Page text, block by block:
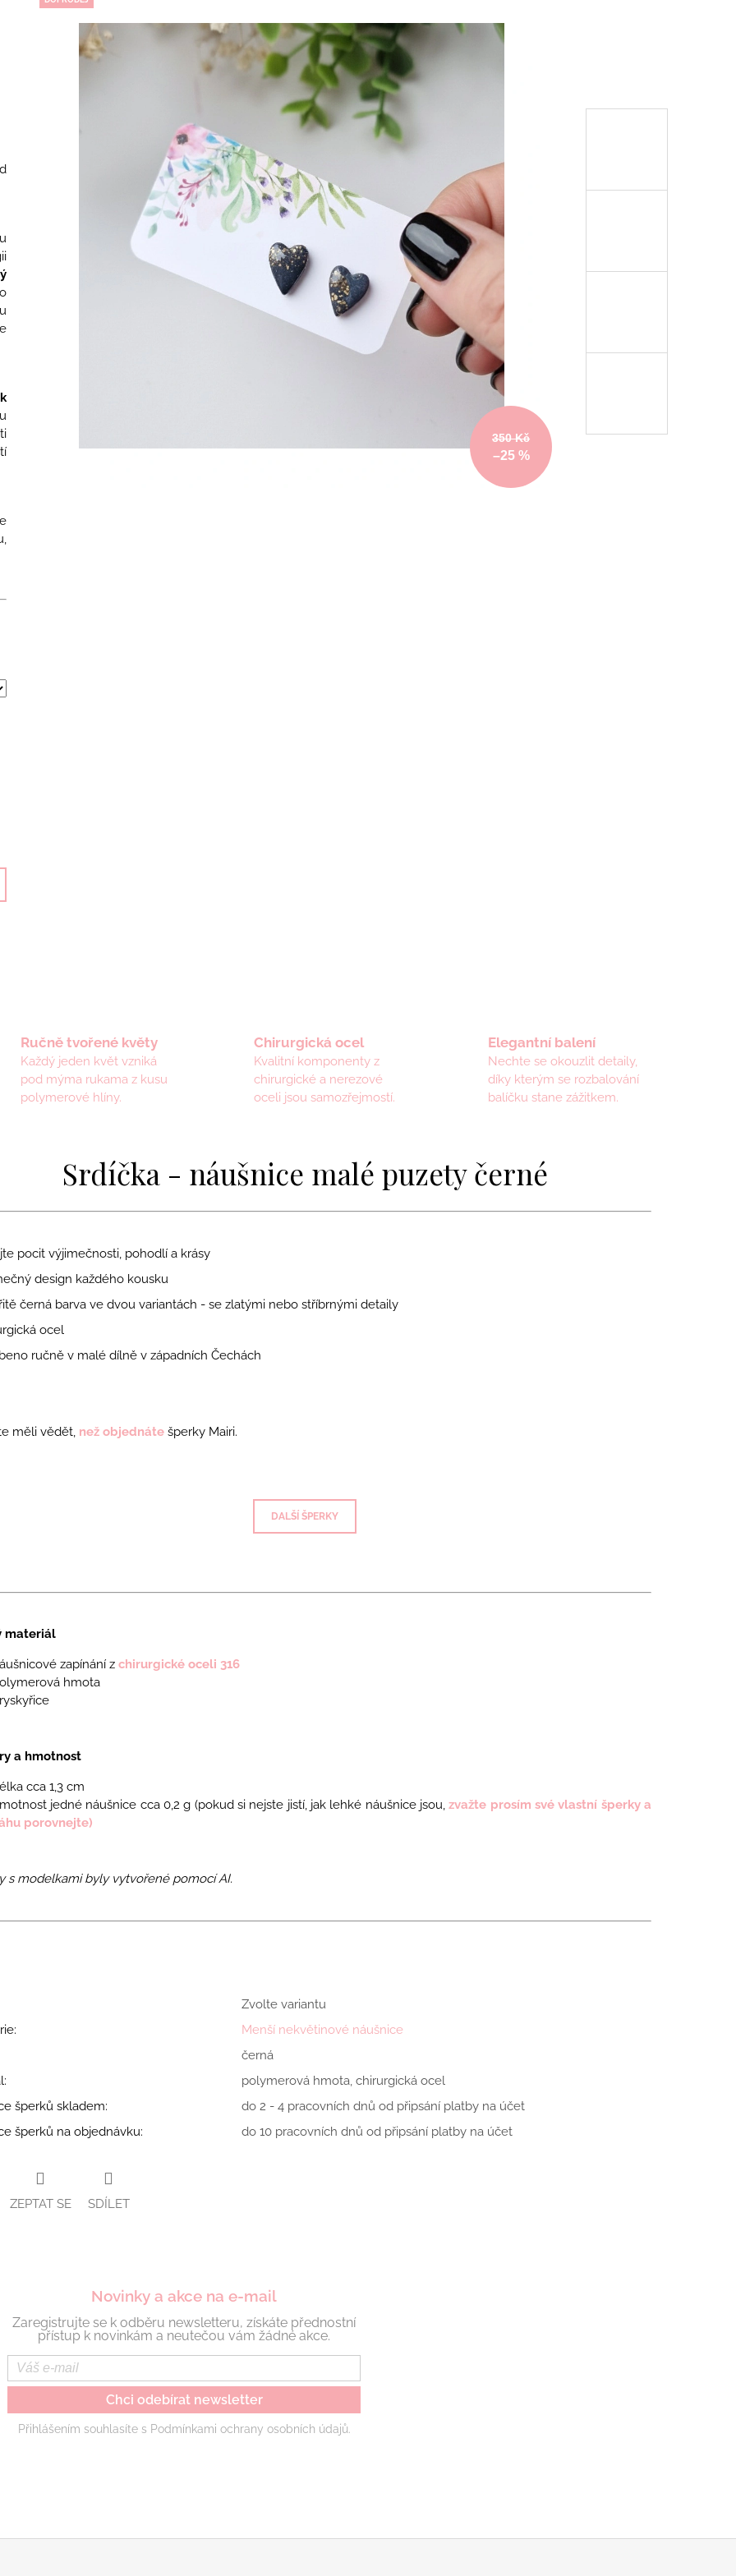
350 Kč
–25 %
k
Ručně tvořené květy
Každý jeden květ vzniká
pod mýma rukama z kusu
polymerové hlíny.
Chirurgická ocel
Kvalitní komponenty z
chirurgické a nerezové
oceli jsou samozřejmostí.
Elegantní balení
Nechte se okouzlit detaily,
díky kterým se rozbalování
balíčku stane zážitkem.
Srdíčka - náušnice malé puzety černé
pocit výjimečnosti, pohodlí a krásy
design každého kousku
černá barva ve dvou variantách - se zlatými nebo stříbrnými detaily
ocel
ručně v malé dílně v západních Čechách
měli vědět, než objednáte šperky Mairi.
DALŠÍ ŠPERKY
materiál
zapínání z chirurgické oceli 316
hmota
a hmotnost
cca 1,3 cm
jedné náušnice cca 0,2g (pokud si nejste jistí, jak lehké náušnice jsou,zvažte prosím své vlastní šperky a
porovnejte)
s modelkami byly vytvořené pomocí AI.
Zvolte variantu
:
Menší nekvětinové náušnice
černá
:
polymerová hmota, chirurgická ocel
šperků skladem:
do 2 - 4 pracovních dnů od připsání platby na účet
šperků na objednávku: do 10 pracovních dnů od připsání platby na účet
ZEPTAT SE SDÍLET
VLČÍMI MÁKY
850 Kč
Novinky a akce na e-mail
Zaregistrujte se k odběru newsletteru, získáte přednostní
přístup k novinkám a neutečou vám žádné akce.
Chci odebírat newsletter
Přihlášením souhlasíte s Podmínkami ochrany osobních údajů.